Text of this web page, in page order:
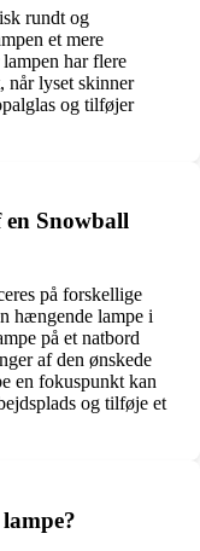
rundt og
et mere
har flere
når lyset skinner
og tilføjer
en Snowball
på forskellige
hængende lampe i
på et natbord
af den ønskede
en fokuspunkt kan
og tilføje et